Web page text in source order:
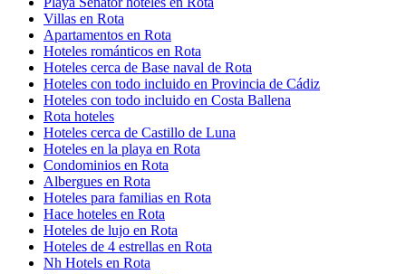
Villas en Rota
Apartamentos en Rota
Hoteles románticos en Rota
Hoteles cerca de Base naval de Rota
Hoteles con todo incluido en Provincia de Cádiz
Hoteles con todo incluido en Costa Ballena
Rota hoteles
Hoteles cerca de Castillo de Luna
Hoteles en la playa en Rota
Condominios en Rota
Albergues en Rota
Hoteles para familias en Rota
Hace hoteles en Rota
Hoteles de lujo en Rota
Hoteles de 4 estrellas en Rota
Nh Hotels en Rota